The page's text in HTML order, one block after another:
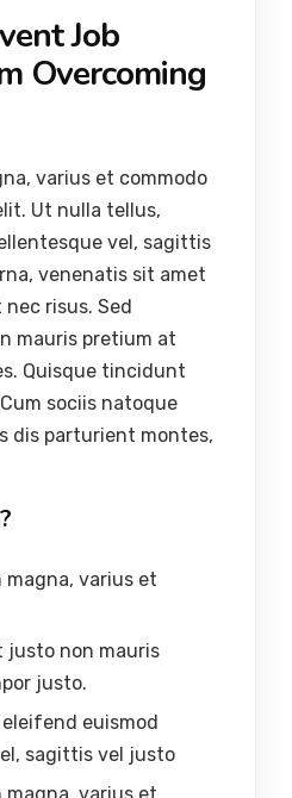
Job
Overcoming
varius et commodo
Ut nulla tellus,
vel, sagittis
venenatis sit amet
risus. Sed
mauris pretium at
Quisque tincidunt
sociis natoque
dis parturient montes,
magna, varius et
justo non mauris
justo.
euismod
sagittis vel justo